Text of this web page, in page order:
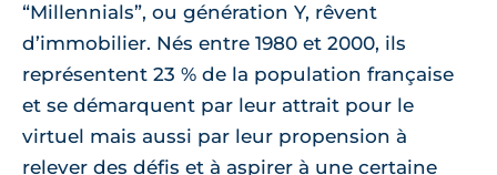
“Millennials”, ou génération Y, rêvent
d’immobilier. Nés entre 1980 et 2000, ils
représentent 23 % de la population française
et se démarquent par leur attrait pour le
virtuel mais aussi par leur propension à
relever des défis et à aspirer à une certaine